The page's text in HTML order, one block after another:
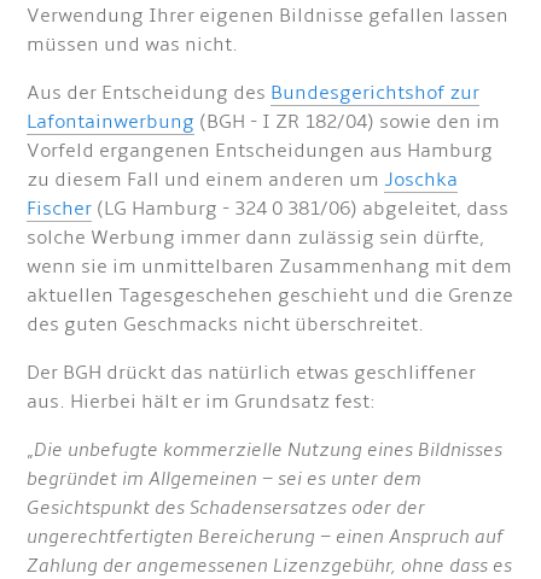
Verwendung Ihrer eigenen Bildnisse gefallen lassen
müssen und was nicht.
Aus der Entscheidung des Bundesgerichtshof zur
Lafontainwerbung (BGH - I ZR 182/04) sowie den im
Vorfeld ergangenen Entscheidungen aus Hamburg
zu diesem Fall und einem anderen um Joschka
Fischer (LG Hamburg - 324 0 381/06) abgeleitet, dass
solche Werbung immer dann zulässig sein dürfte,
wenn sie im unmittelbaren Zusammenhang mit dem
aktuellen Tagesgeschehen geschieht und die Grenze
des guten Geschmacks nicht überschreitet.
Der BGH drückt das natürlich etwas geschliffener
aus. Hierbei hält er im Grundsatz fest:
„Die unbefugte kommerzielle Nutzung eines Bildnisses
begründet im Allgemeinen – sei es unter dem
Gesichtspunkt des Schadensersatzes oder der
ungerechtfertigten Bereicherung – einen Anspruch auf
Zahlung der angemessenen Lizenzgebühr, ohne dass es